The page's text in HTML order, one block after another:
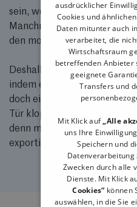
sein, wenn es um die
Manchmal ist das gar nicht
den momentanen
Deshalb denkt unser Apple
indem es 100%
doch einmal das Finanzamt
Tür klopfen, brauchst Du
denn mit nur einem Klick
exportiert.
ausdrücklicher
Cookies und
Daten mitunter auch
verarbeitet, die
Wirtschaftsraum
betreffenden Anbieter
geeignete
Transfers und
Mit Klick auf „Alle
uns Ihre
Speichern und
Datenverarbeitung
Zwecken durch alle
Dienste. Mit Klick
Cookies“ können
auswählen, in die Sie